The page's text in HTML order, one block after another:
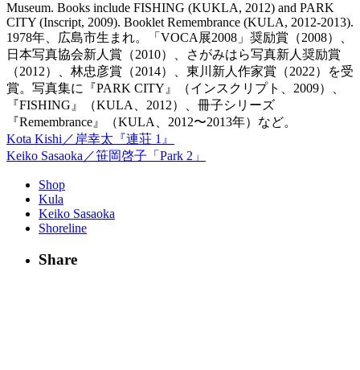
Museum. Books include FISHING (KUKLA, 2012) and PARK
CITY (Inscript, 2009). Booklet Remembrance (KULA, 2012-2013).
1978年、広島市生まれ。「VOCA展2008」奨励賞（2008）、
日本写真協会新人賞（2010）、さがみはら写真新人奨励賞
（2012）、林忠彦賞（2014）、東川新人作家賞（2022）を受
賞。写真集に『PARK CITY』（インスクリプト、2009）、
『FISHING』（KULA、2012）、冊子シリーズ
『Remembrance』（KULA、2012〜2013年）など。
Kota Kishi／岸幸太『連荘 1』
Keiko Sasaoka／笹岡啓子「Park 2」
Shop
Kula
Keiko Sasaoka
Shoreline
Share